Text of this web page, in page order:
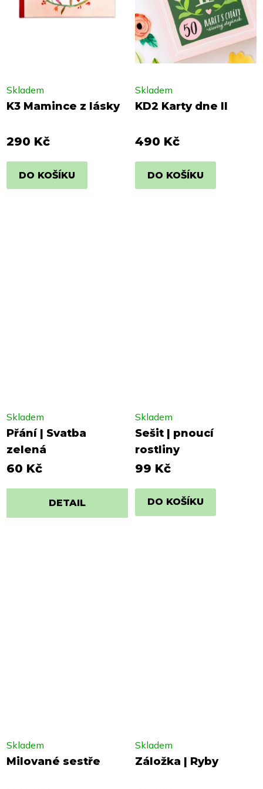
K3 Mamince z lásky
Skladem
290 Kč
DO KOŠÍKU
KD2 Karty dne II
Skladem
490 Kč
DO KOŠÍKU
Přání | Svatba
zelená
Skladem
60 Kč
DETAIL
Sešit | pnoucí
rostliny
Skladem
99 Kč
DO KOŠÍKU
Milované sestře
Skladem
Záložka | Ryby
Skladem